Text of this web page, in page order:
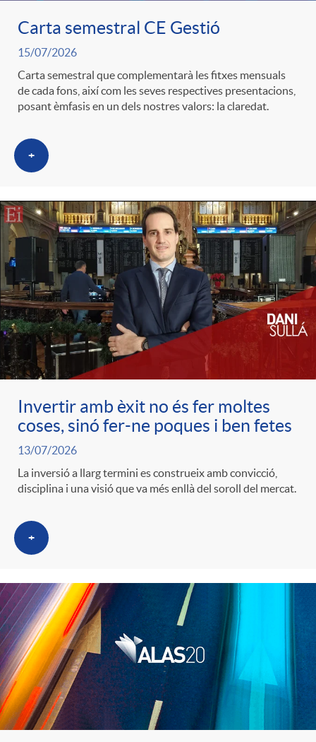
c
a
d
o
r
d
e
c
o
n
t
i
n
g
u
t
Carta semestral CE Gestió
15/07/2026
Carta semestral que complementarà les fitxes mensuals
de cada fons, així com les seves respectives presentacions,
posant èmfasis en un dels nostres valors: la claredat.
+
Invertir amb èxit no és fer moltes
coses, sinó fer-ne poques i ben fetes
13/07/2026
La inversió a llarg termini es construeix amb convicció,
disciplina i una visió que va més enllà del soroll del mercat.
+